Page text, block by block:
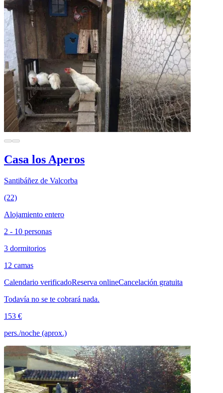
Casa los Aperos
Santibáñez de Valcorba
(22)
Alojamiento entero
2 - 10 personas
3 dormitorios
12 camas
Calendario verificadoReserva onlineCancelación gratuita
Todavía no se te cobrará nada.
153 €
pers./noche (aprox.)